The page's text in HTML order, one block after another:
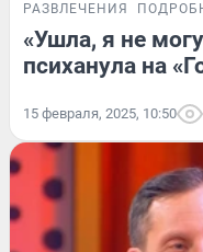
РАЗВЛЕЧЕНИЯ
«Ушла, я не
психанула на
15 февраля, 2025, 10:50